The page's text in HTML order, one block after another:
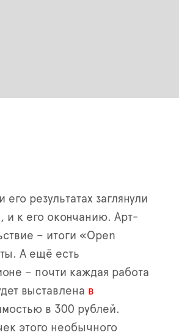
результатах заглянули
и к его окончанию. Арт-
– итоги «Open
А ещё есть
– почти каждая работа
выставлена в
в 300 рублей.
этого необычного